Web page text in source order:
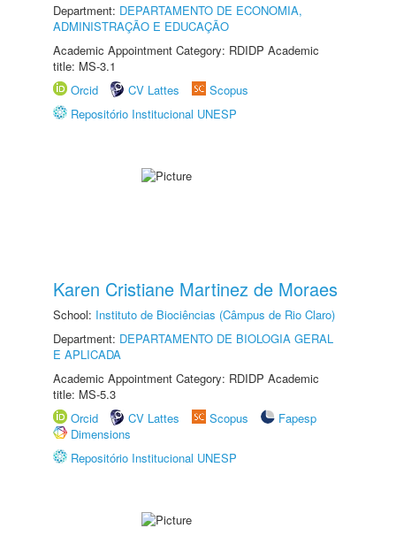
Department: DEPARTAMENTO DE ECONOMIA,
ADMINISTRAÇÃO E EDUCAÇÃO
Academic Appointment Category: RDIDP Academic
title: MS-3.1
Orcid
CV Lattes
Scopus
Repositório Institucional UNESP
Karen Cristiane Martinez de Moraes
School: Instituto de Biociências (Câmpus de Rio Claro)
Department: DEPARTAMENTO DE BIOLOGIA GERAL
E APLICADA
Academic Appointment Category: RDIDP Academic
title: MS-5.3
Orcid
CV Lattes Scopus
Fapesp
Dimensions
Repositório Institucional UNESP